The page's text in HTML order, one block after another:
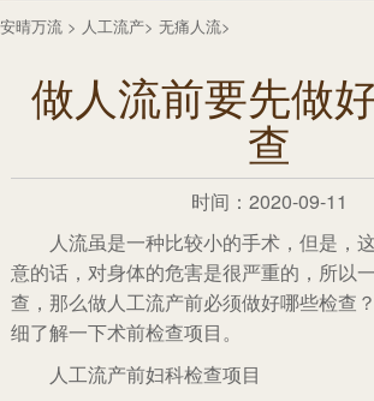
安晴万流 > 人工流产> 无痛人流>
做人流前要先做
查
时间：2020-09-11
人流虽是一种比较小的手术，但是，
意的话，对身体的危害是很严重的，所以
查，那么做人工流产前必须做好哪些检查
细了解一下术前检查项目。
人工流产前妇科检查项目